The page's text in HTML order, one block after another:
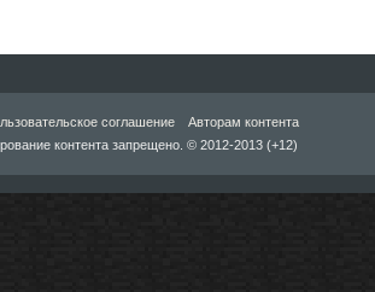
соглашение
Авторам контента
контента запрещено. © 2012-2013 (+12)